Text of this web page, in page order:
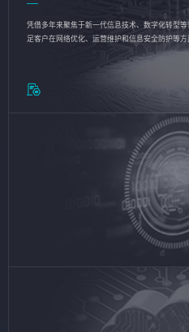
凭借多年来聚焦于新一代信息技术、数字化转型
足客户在网络优化、运营维护和信息安全防护等